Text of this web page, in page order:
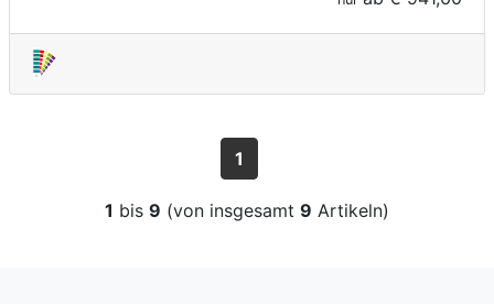
1
1 bis 9 (von insgesamt 9 Artikeln)